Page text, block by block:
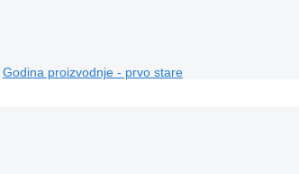
Godina proizvodnje - prvo stare